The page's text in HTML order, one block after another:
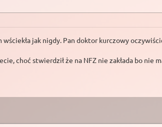
jak nigdy. Pan doktor kurczowy
choć stwierdził że na NFZ nie zakłada bo nie